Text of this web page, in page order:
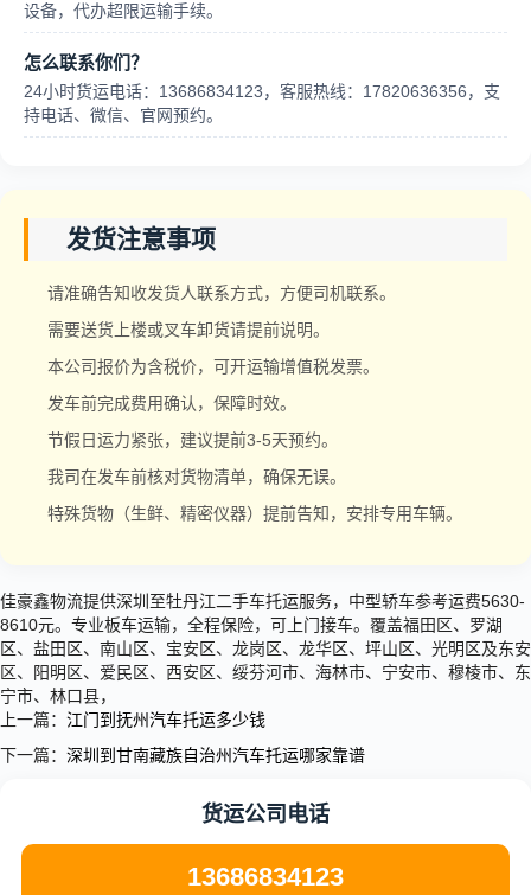
设备，代办超限运输手续。
怎么联系你们？
24小时货运电话：13686834123，客服热线：17820636356，支
持电话、微信、官网预约。
发货注意事项
请准确告知收发货人联系方式，方便司机联系。
需要送货上楼或叉车卸货请提前说明。
本公司报价为含税价，可开运输增值税发票。
发车前完成费用确认，保障时效。
节假日运力紧张，建议提前3-5天预约。
我司在发车前核对货物清单，确保无误。
特殊货物（生鲜、精密仪器）提前告知，安排专用车辆。
佳豪鑫物流提供深圳至牡丹江二手车托运服务，中型轿车参考运费5630-
8610元。专业板车运输，全程保险，可上门接车。覆盖福田区、罗湖
区、盐田区、南山区、宝安区、龙岗区、龙华区、坪山区、光明区及东安
区、阳明区、爱民区、西安区、绥芬河市、海林市、宁安市、穆棱市、东
宁市、林口县，
上一篇： 江门到抚州汽车托运多少钱
下一篇： 深圳到甘南藏族自治州汽车托运哪家靠谱
货运公司电话
13686834123